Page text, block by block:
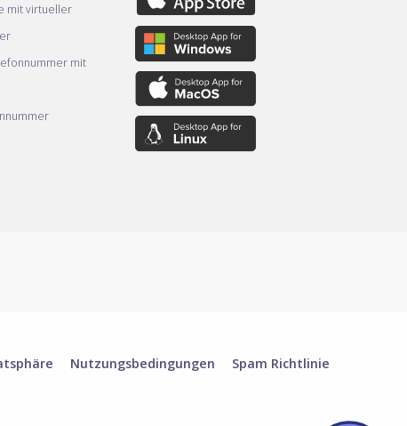
mit virtueller
mit
Nutzungsbedingungen Spam Richtlinie